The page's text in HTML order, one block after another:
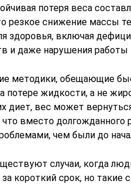
потеря веса
резкое снижение массы
здоровья, включая
и даже нарушения работы
методики, обещающие
потере жидкости, а не
диет, вес может
что вместо
чем были до
случаи, когда
короткий срок, но такие